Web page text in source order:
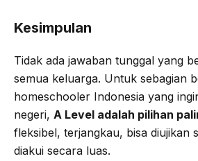
Kesimpulan
Tidak ada jawaban tunggal yang
semua keluarga. Untuk sebagian
homeschooler Indonesia yang
negeri, A Level adalah pilihan
fleksibel, terjangkau, bisa diujikan
diakui secara luas.